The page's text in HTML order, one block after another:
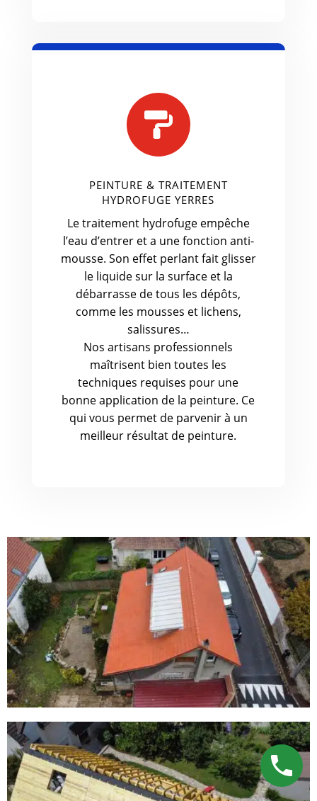

PEINTURE & TRAITEMENT
HYDROFUGE YERRES
Le traitement hydrofuge empêche
l’eau d’entrer et a une fonction anti-
mousse. Son effet perlant fait glisser
le liquide sur la surface et la
débarrasse de tous les dépôts,
comme les mousses et lichens,
salissures…
Nos artisans professionnels
maîtrisent bien toutes les
techniques requises pour une
bonne application de la peinture. Ce
qui vous permet de parvenir à un
meilleur résultat de peinture.